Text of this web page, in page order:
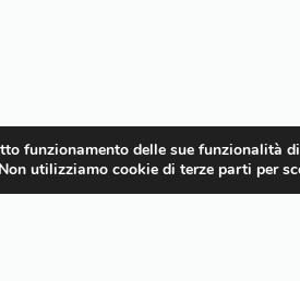
funzionamento delle sue funzionalità
utilizziamo cookie di terze parti per